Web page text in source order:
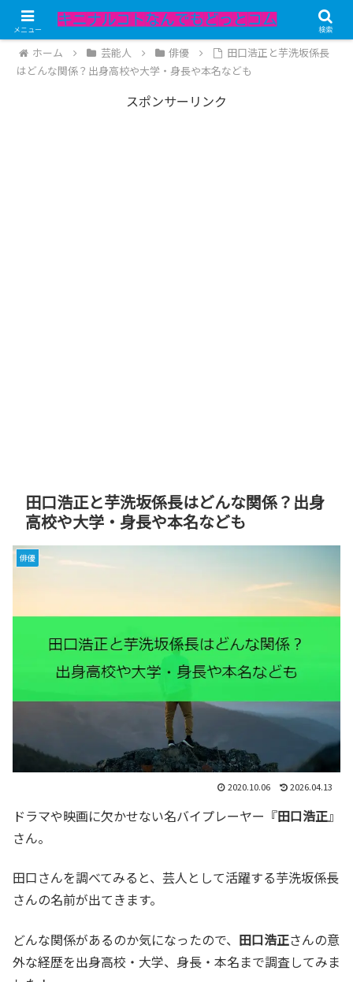
記事内にPRが含まれています。
ホーム 芸能人 俳優
田口浩正と芋洗坂係長
はどんな関係？出身高校や大学・身長や本名なども
スポンサーリンク
田口浩正と芋洗坂係長はどんな関係？出身
高校や大学・身長や本名なども
俳優
2020.10.06 2026.04.13
ドラマや映画に欠かせない名バイプレーヤー『田口浩正』
さん。
田口さんを調べてみると、芸人として活躍する芋洗坂係長
さんの名前が出てきます。
どんな関係があるのか気になったので、 田口浩正さんの意
外な経歴を出身高校・大学、身長・本名まで調査してみま
メニュー 検索